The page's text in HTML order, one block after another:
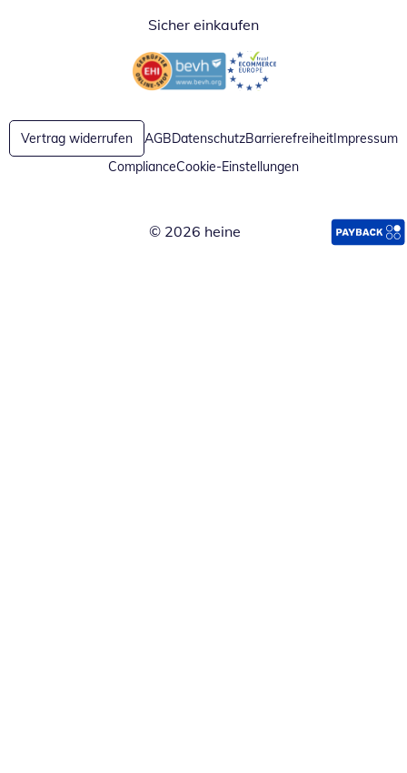
Sicher einkaufen
Öffnet in neuem FensterÖffnet in neuem Fenster
Vertrag widerrufen AGBDatenschutzBarrierefreiheitImpressum
ComplianceCookie-Einstellungen
© 2026 heine